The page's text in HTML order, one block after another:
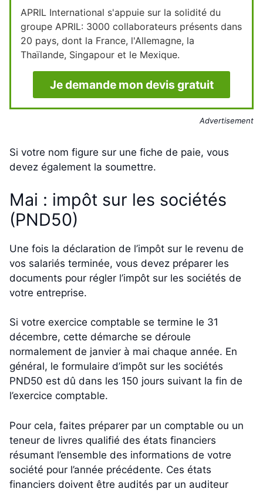
APRIL International s'appuie sur la solidité du
groupe APRIL: 3000 collaborateurs présents dans
20 pays, dont la France, l'Allemagne, la
Thaïlande, Singapour et le Mexique.
Je demande mon devis gratuit
Advertisement
Si votre nom figure sur une fiche de paie, vous
devez également la soumettre.
Mai : impôt sur les sociétés
(PND50)
Une fois la déclaration de l’impôt sur le revenu de
vos salariés terminée, vous devez préparer les
documents pour régler l’impôt sur les sociétés de
votre entreprise.
Si votre exercice comptable se termine le 31
décembre, cette démarche se déroule
normalement de janvier à mai chaque année. En
général, le formulaire d’impôt sur les sociétés
PND50 est dû dans les 150 jours suivant la fin de
l’exercice comptable.
Pour cela, faites préparer par un comptable ou un
teneur de livres qualifié des états financiers
résumant l’ensemble des informations de votre
société pour l’année précédente. Ces états
financiers doivent être audités par un auditeur